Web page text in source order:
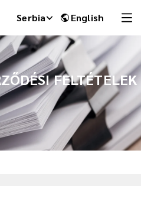
Serbia English
FELTÉTELEK